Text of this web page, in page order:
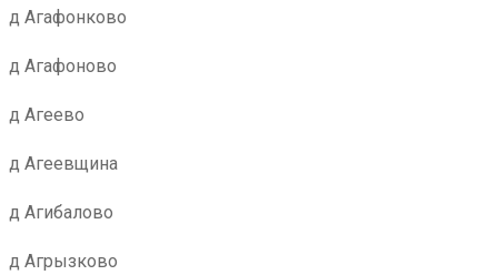
д Агафонково
д Агафоново
д Агеево
д Агеевщина
д Агибалово
д Агрызково